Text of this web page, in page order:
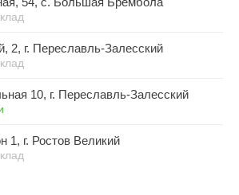
2, г. Переславль-Залесский
10, г. Переславль-Залесский
1, г. Ростов Великий